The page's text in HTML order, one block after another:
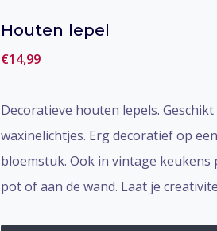
Houten lepel
€14,99
Decoratieve houten lepels.
waxinelichtjes. Erg decoratief op
bloemstuk. Ook in vintage keukens
pot of aan de wand. Laat je